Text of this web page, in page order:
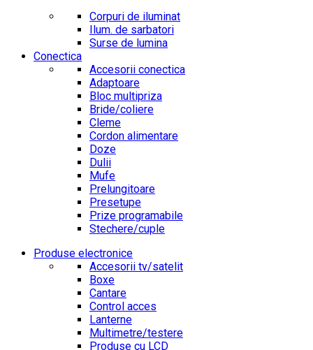
Corpuri de iluminat
Ilum. de sarbatori
Surse de lumina
Conectica
Accesorii conectica
Adaptoare
Bloc multipriza
Bride/coliere
Cleme
Cordon alimentare
Doze
Dulii
Mufe
Prelungitoare
Presetupe
Prize programabile
Stechere/cuple
Produse electronice
Accesorii tv/satelit
Boxe
Cantare
Control acces
Lanterne
Multimetre/testere
Produse cu LCD